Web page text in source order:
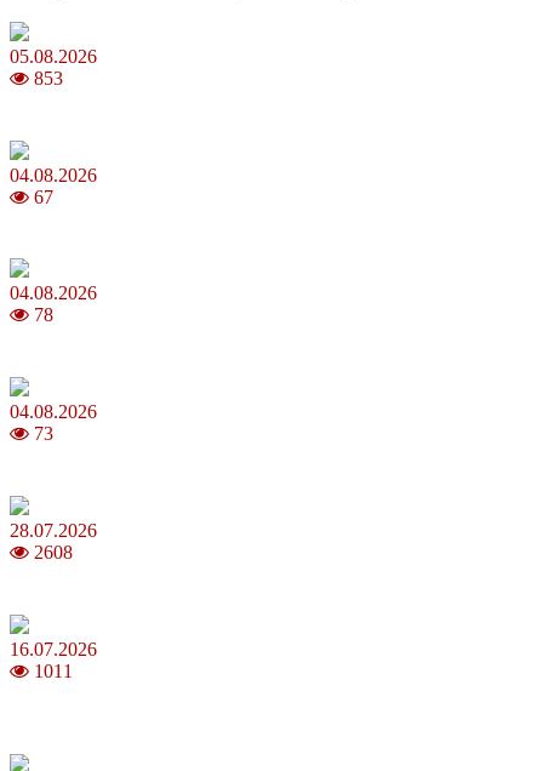
05.08.2026
853
04.08.2026
67
04.08.2026
78
04.08.2026
73
28.07.2026
2608
16.07.2026
1011